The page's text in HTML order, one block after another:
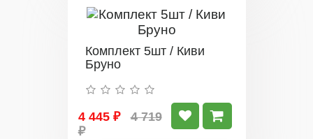
Комплект 5шт / Киви
Бруно
4 445 ₽
4 719
₽